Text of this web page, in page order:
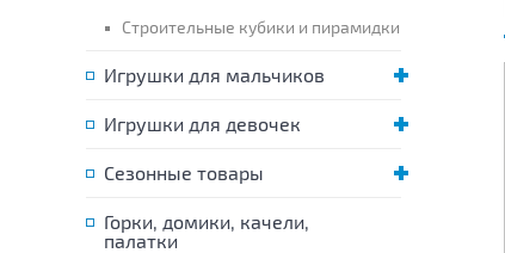
Строительные кубики и пирамидки
Игрушки для мальчиков
Игрушки для девочек
Сезонные товары
Горки, домики, качели,
палатки